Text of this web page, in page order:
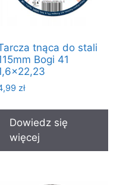
tnąca do stali
Bogi 41
zł
Dowiedz się
więcej